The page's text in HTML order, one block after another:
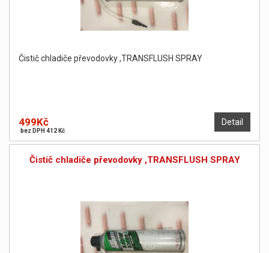
Čistič chladiče převodovky ,TRANSFLUSH SPRAY
Detail
499Kč
bez DPH 412 Kč
Čistič chladiče převodovky ,TRANSFLUSH SPRAY